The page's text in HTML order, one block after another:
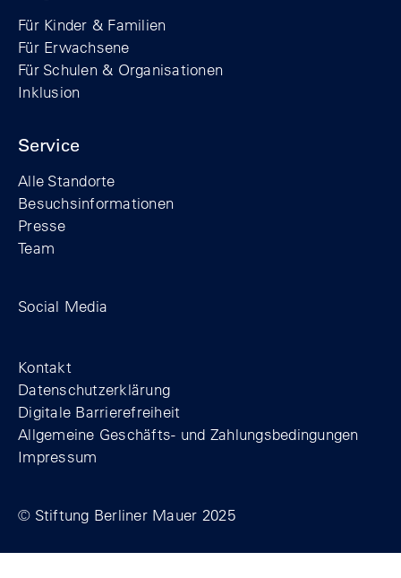
Für Kinder & Familien
Für Erwachsene
Für Schulen & Organisationen
Inklusion
Service
Alle Standorte
Besuchsinformationen
Presse
Team
Social Media
Kontakt
Datenschutzerklärung
Digitale Barrierefreiheit
Allgemeine Geschäfts- und Zahlungsbedingungen
Impressum
© Stiftung Berliner Mauer 2025